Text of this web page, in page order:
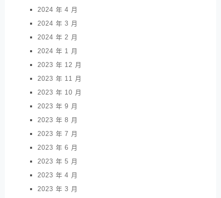
2024 年 4 月
2024 年 3 月
2024 年 2 月
2024 年 1 月
2023 年 12 月
2023 年 11 月
2023 年 10 月
2023 年 9 月
2023 年 8 月
2023 年 7 月
2023 年 6 月
2023 年 5 月
2023 年 4 月
2023 年 3 月